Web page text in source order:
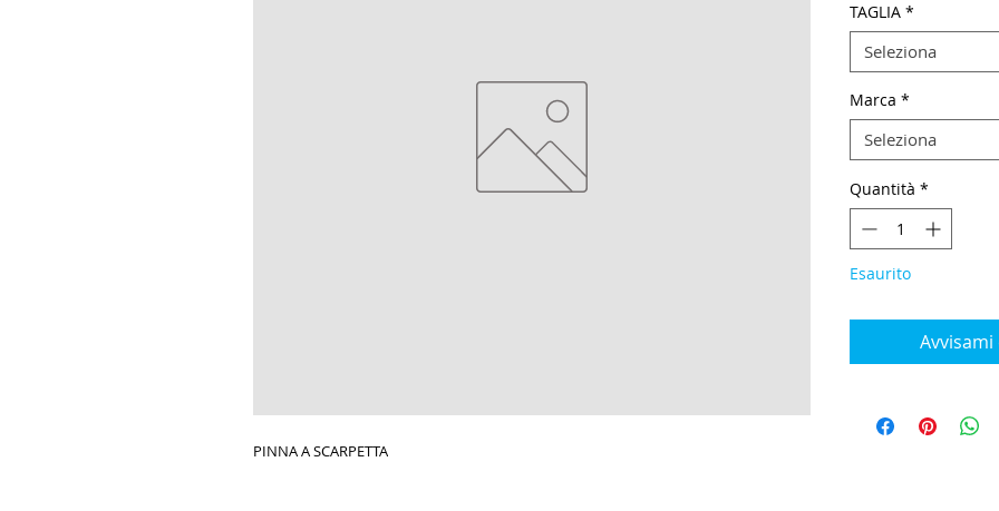
PINNA A SCARPETTA
TAGLIA *
Seleziona
Marca *
Seleziona
Quantità *
Esaurito